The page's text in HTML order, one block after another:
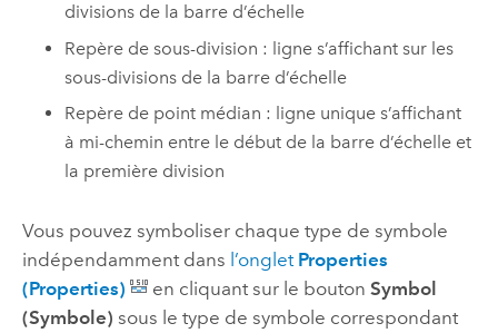
divisions de la barre d’échelle
Repère de sous-division : ligne s’affichant sur les
sous-divisions de la barre d’échelle
Repère de point médian : ligne unique s’affichant
à mi-chemin entre le début de la barre d’échelle et
la première division
Vous pouvez symboliser chaque type de symbole
indépendamment dans l’onglet Properties
(Properties)
en cliquant sur le bouton Symbol
(Symbole) sous le type de symbole correspondant